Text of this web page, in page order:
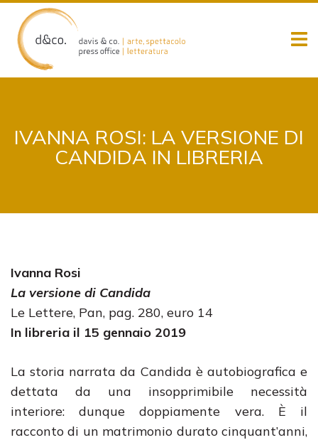
content
IVANNA ROSI: LA VERSIONE DI
CANDIDA IN LIBRERIA
Ivanna Rosi
La versione di Candida
Le Lettere, Pan, pag. 280, euro 14
In libreria il 15 gennaio 2019
La storia narrata da Candida è autobiografica e
dettata da una insopprimibile necessità
interiore: dunque doppiamente vera. È il
racconto di un matrimonio durato cinquant’anni,